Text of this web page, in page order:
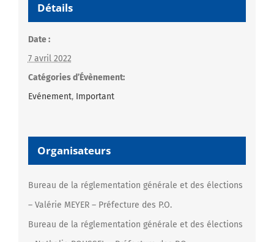
Détails
Date :
7 avril 2022
Catégories d’Évènement:
Evénement, Important
Organisateurs
Bureau de la réglementation générale et des élections
– Valérie MEYER – Préfecture des P.O.
Bureau de la réglementation générale et des élections